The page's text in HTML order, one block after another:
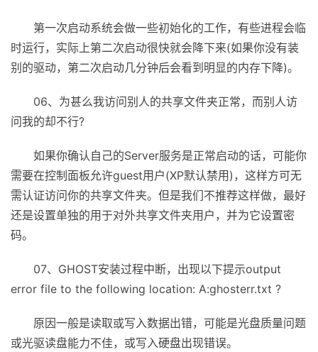
第一次启动系统会做一些初始化的工作，有些进程会临
时运行，实际上第二次启动很快就会降下来(如果你没有装
别的驱动，第二次启动几分钟后会看到明显的内存下降)。
06、为甚么我访问别人的共享文件夹正常，而别人访
问我的却不行?
如果你确认自己的Server服务是正常启动的话，可能你
需要在控制面板允许guest用户(XP默认禁用)，这样方可无
需认证访问你的共享文件夹。但是我们不推荐这样做，最好
还是设置单独的用于对外共享文件夹用户，并为它设置密
码。
07、GHOST安装过程中断，出现以下提示output
error file to the following location: A:ghosterr.txt ?
原因一般是读取或写入数据出错，可能是光盘质量问题
或光驱读盘能力不佳，或写入硬盘出现错误。